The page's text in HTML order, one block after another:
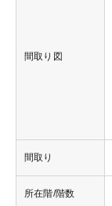
間取り図
間取り
所在階/階数